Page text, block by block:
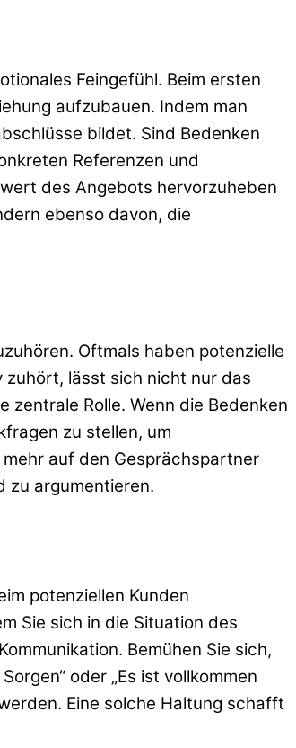
Feingefühl. Beim ersten
aufzubauen. Indem man
bildet. Sind Bedenken
Referenzen und
des Angebots hervorzuheben
ebenso davon, die
Oftmals haben potenzielle
zuhört, lässt sich nicht nur das
zentrale Rolle. Wenn die Bedenken
zu stellen, um
auf den Gesprächspartner
zu argumentieren.
potenziellen Kunden
Sie sich in die Situation des
Bemühen Sie sich,
oder „Es ist vollkommen
Eine solche Haltung schafft